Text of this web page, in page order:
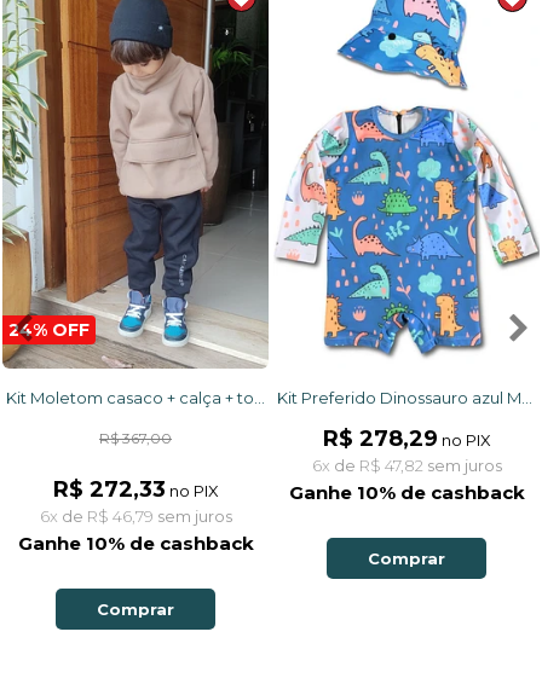
24% OFF
R$ 367,00
R$ 272,33 no PIX
6x de R$ 46,79 sem juros
Ganhe 10% de cashback
Comprar
R$ 278,29 no PIX
6x de R$ 47,82 sem juros
Ganhe 10% de cashback
Comprar